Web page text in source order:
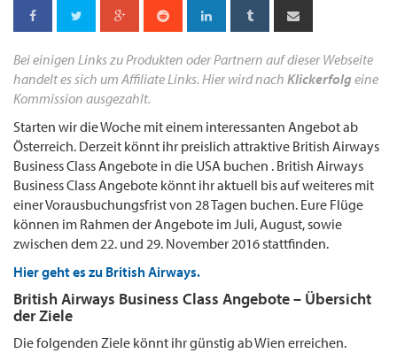
Bei einigen Links zu Produkten oder Partnern auf dieser Webseite
handelt es sich um Affiliate Links. Hier wird nach Klickerfolg eine
Kommission ausgezahlt.
Starten wir die Woche mit einem interessanten Angebot ab
Österreich. Derzeit könnt ihr preislich attraktive British Airways
Business Class Angebote in die USA buchen . British Airways
Business Class Angebote könnt ihr aktuell bis auf weiteres mit
einer Vorausbuchungsfrist von 28 Tagen buchen. Eure Flüge
können im Rahmen der Angebote im Juli, August, sowie
zwischen dem 22. und 29. November 2016 stattfinden.
Hier geht es zu British Airways.
British Airways Business Class Angebote – Übersicht
der Ziele
Die folgenden Ziele könnt ihr günstig ab Wien erreichen.